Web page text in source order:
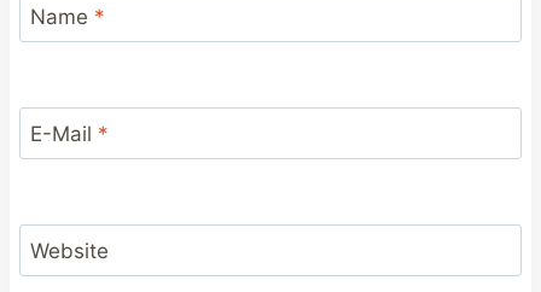
Name *
E-Mail *
Website